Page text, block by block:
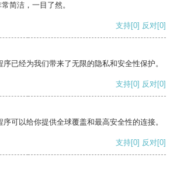
简洁，一目了然。
支持[0] 反对[0]
已经为我们带来了无限的隐私和安全性保护。
支持[0] 反对[0]
可以给你提供全球覆盖和最高安全性的连接。
支持[0] 反对[0]